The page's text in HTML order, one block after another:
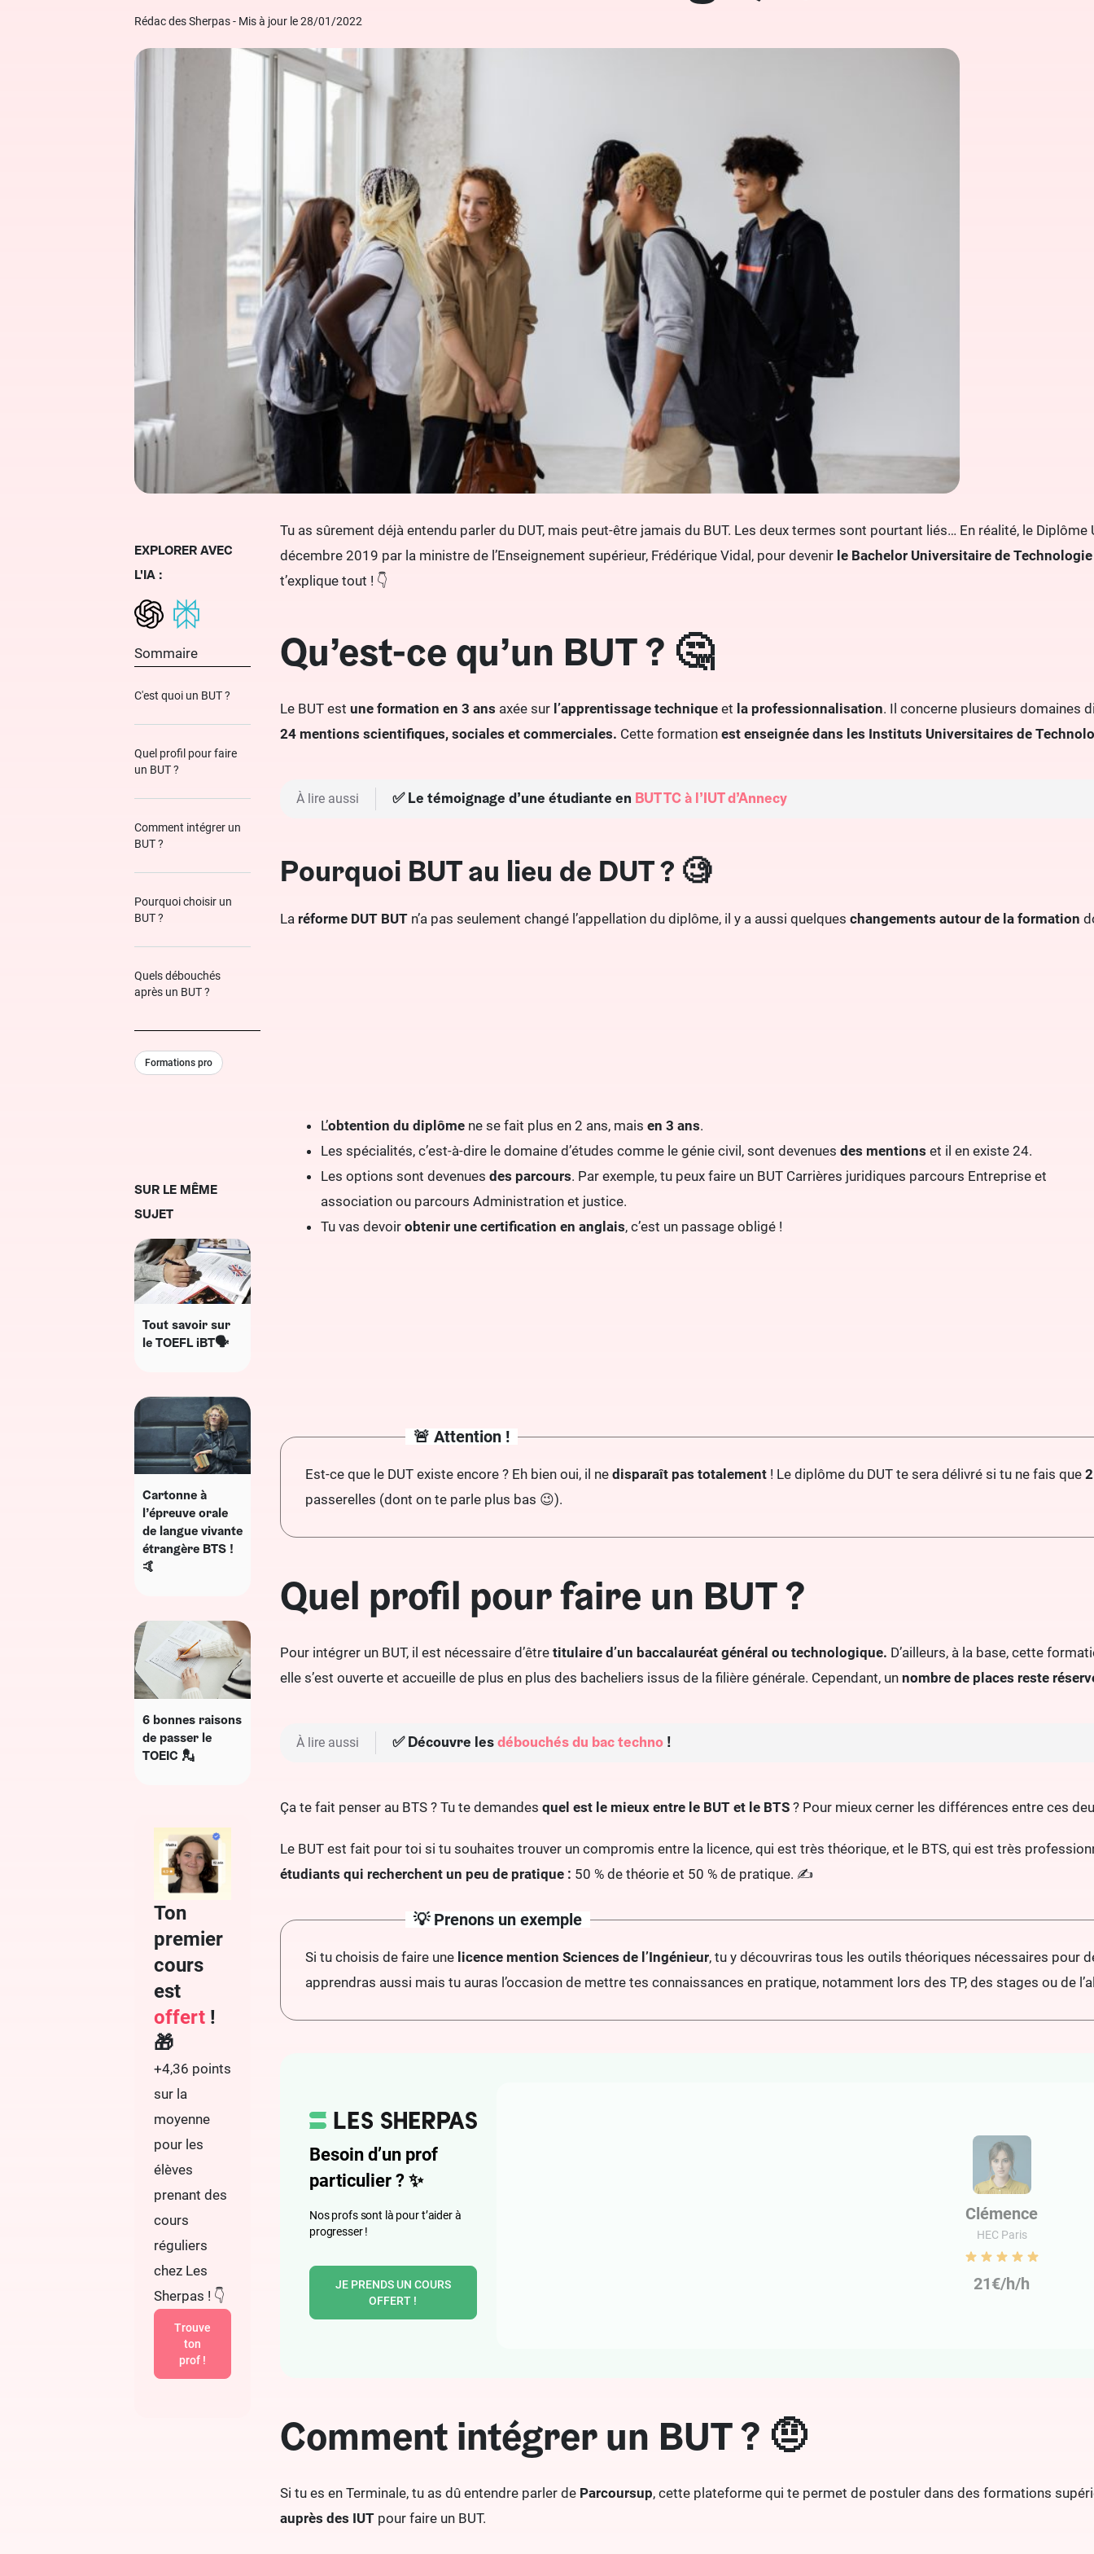
Études à l'étranger
Financement des études
Modèles de lettres de motivation
Nos ebooks étudiants
Rédac des Sherpas - Mis à jour le 28/01/2022
Tu as sûrement déjà entendu parler du DUT, mais peut-être jamais du BUT. Les deux termes sont pourtant liés… En réalité, le
décembre 2019 par la ministre de l’Enseignement supérieur, Frédérique Vidal, pour devenir le Bachelor Universitaire de
t’explique tout ! 👇
Qu’est-ce qu’un BUT ? 🤔
Le BUT est une formation en 3 ans axée sur l’apprentissage technique et la professionnalisation. Il concerne plusieurs domaines
24 mentions scientifiques, sociales et commerciales. Cette formation est enseignée dans les Instituts Universitaires de
À lire aussi ✅Le témoignage d’une étudiante en BUT TC à l’IUT d’Annecy
Pourquoi BUT au lieu de DUT ? 🧐
La réforme DUT BUT n’a pas seulement changé l’appellation du diplôme, il y a aussi quelques changements autour de la formation
L’obtention du diplôme ne se fait plus en 2 ans, mais en 3 ans.
Les spécialités, c’est-à-dire le domaine d’études comme le génie civil, sont devenues des mentions et il en existe 24.
Les options sont devenues des parcours. Par exemple, tu peux faire un BUT Carrières juridiques parcours Entreprise et
association ou parcours Administration et justice.
Tu vas devoir obtenir une certification en anglais, c’est un passage obligé !
🚨 Attention !
Est-ce que le DUT existe encore ? Eh bien oui, il ne disparaît pas totalement ! Le diplôme du DUT te sera délivré si tu ne fais que
passerelles (dont on te parle plus bas 😉).
Quel profil pour faire un BUT ?
Pour intégrer un BUT, il est nécessaire d’être titulaire d’un baccalauréat général ou technologique. D’ailleurs, à la base, cette
elle s’est ouverte et accueille de plus en plus des bacheliers issus de la filière générale. Cependant, un nombre de places reste
À lire aussi ✅ Découvre lesdébouchés du bac techno !
Ça te fait penser au BTS ? Tu te demandes quel est le mieux entre le BUT et le BTS ? Pour mieux cerner les différences entre ces
Le BUT est fait pour toi si tu souhaites trouver un compromis entre la licence, qui est très théorique, et le BTS, qui est très
étudiants qui recherchent un peu de pratique : 50 % de théorie et 50 % de pratique. ✍️
💡 Prenons un exemple
Si tu choisis de faire une licence mention Sciences de l’Ingénieur, tu y découvriras tous les outils théoriques nécessaires pour
apprendras aussi mais tu auras l’occasion de mettre tes connaissances en pratique, notamment lors des TP, des stages ou de
Clémence
HEC Paris
21€/h/h
Besoin d’un prof
particulier ? ✨
Nos profs sont là pour t’aider à
progresser !
JE PRENDS UN COURS
OFFERT !
Comment intégrer un BUT ? 🤨
Si tu es en Terminale, tu as dû entendre parler de Parcoursup, cette plateforme qui te permet de postuler dans des formations
auprès des IUT pour faire un BUT.
EXPLORER AVEC
L'IA :
Sommaire
C'est quoi un BUT ?
Quel profil pour faire
un BUT ?
Comment intégrer un
BUT ?
Pourquoi choisir un
BUT ?
Quels débouchés
après un BUT ?
Formations pro
SUR LE MÊME
SUJET
Tout savoir sur
le TOEFL iBT🗣
Cartonne à
l’épreuve orale
de langue vivante
étrangère BTS !
🤙
6 bonnes raisons
de passer le
TOEIC 💂
Ton
premier
cours
est
offert !
🎁
+4,36 points
sur la
moyenne
pour les
élèves
prenant des
cours
réguliers
chez Les
Sherpas ! 👇
Trouve
ton
prof !